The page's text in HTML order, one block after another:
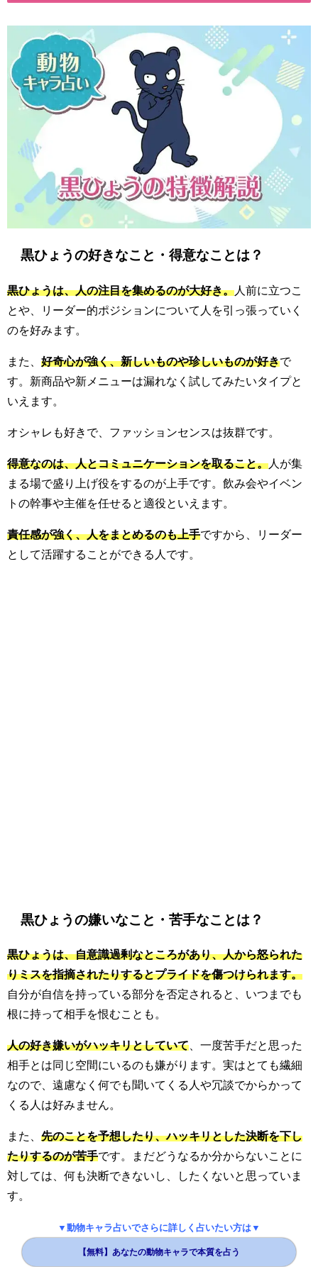
黒ひょうの好きなこと・得意なことは？
黒ひょうは、人の注目を集めるのが大好き。 人前に立つこ
とや、リーダー的ポジションについて人を引っ張っていく
のを好みます。
また、 好奇心が強く、新しいものや珍しいものが好きで
す。新商品や新メニューは漏れなく試してみたいタイプと
いえます。
オシャレも好きで、ファッションセンスは抜群です。
得意なのは、人とコミュニケーションを取ること。 人が集
まる場で盛り上げ役をするのが上手です。飲み会やイベン
トの幹事や主催を任せると適役といえます。
責任感が強く、人をまとめるのも上手ですから、リーダー
として活躍することができる人です。
黒ひょうの嫌いなこと・苦手なことは？
黒ひょうは、自意識過剰なところがあり、人から怒られた
りミスを指摘されたりするとプライドを傷つけられます。
自分が自信を持っている部分を否定されると、いつまでも
根に持って相手を恨むことも。
人の好き嫌いがハッキリとしていて 、一度苦手だと思った
相手とは同じ空間にいるのも嫌がります。実はとても繊細
なので、遠慮なく何でも聞いてくる人や冗談でからかって
くる人は好みません。
また、 先のことを予想したり、ハッキリとした決断を下し
たりするのが苦手です。まだどうなるか分からないことに
対しては、何も決断できないし、したくないと思っていま
す。
▼動物キャラ占いでさらに詳しく占いたい方は▼
【無料】あなたの動物キャラで本質を占う